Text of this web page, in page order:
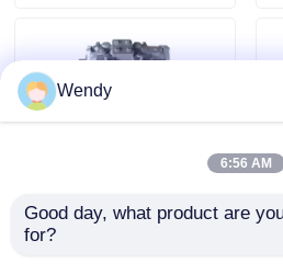
संपर्क करें
समाचार
11C1132 LIUGONG
Wendy
6:56 AM
Good day, what product are
for?